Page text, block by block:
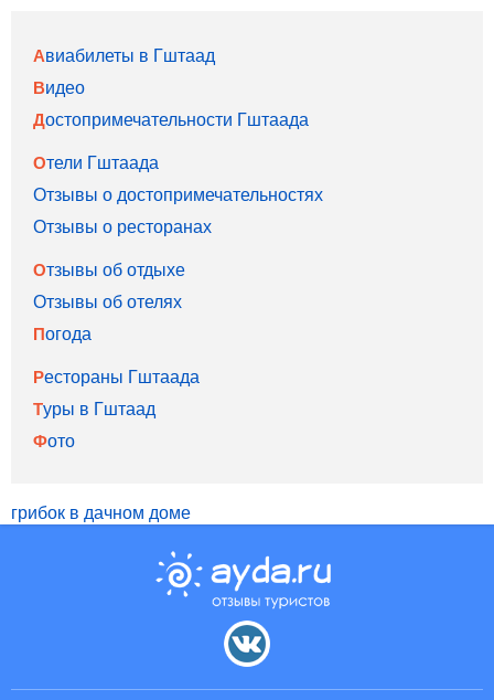
Авиабилеты в Гштаад
Видео
Достопримечательности Гштаада
Отели Гштаада
Отзывы о достопримечательностях
Отзывы о ресторанах
Отзывы об отдыхе
Отзывы об отелях
Погода
Рестораны Гштаада
Туры в Гштаад
Фото
грибок в дачном доме